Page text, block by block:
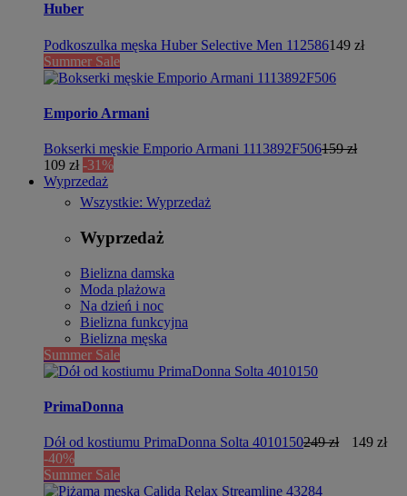
Huber
Podkoszulka męska Huber Selective Men 112586149 zł
Summer Sale
Emporio Armani
Bokserki męskie Emporio Armani 1113892F506159 zł
109 zł -31%
Wyprzedaż
Wszystkie: Wyprzedaż
Wyprzedaż
Bielizna damska
Moda plażowa
Na dzień i noc
Bielizna funkcyjna
Bielizna męska
Summer Sale
PrimaDonna
Dół od kostiumu PrimaDonna Solta 4010150249 zł
149 zł
-40%
Summer Sale